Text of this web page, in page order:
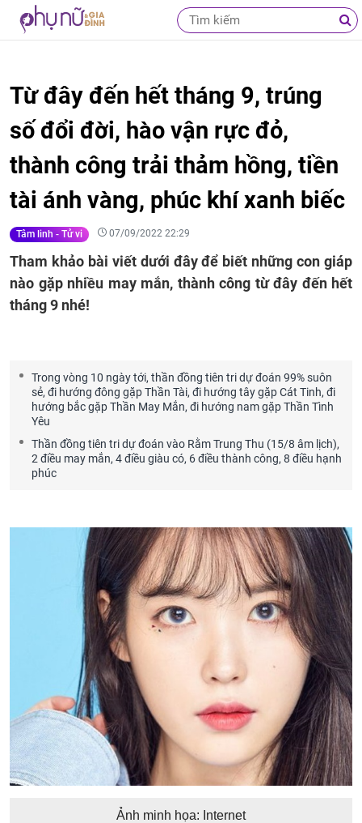
Từ đây đến hết tháng 9, trúng
số đổi đời, hào vận rực đỏ,
thành công trải thảm hồng, tiền
tài ánh vàng, phúc khí xanh biếc
Tâm linh - Tử vi 07/09/2022 22:29
Tham khảo bài viết dưới đây để biết những con giáp
nào gặp nhiều may mắn, thành công từ đây đến hết
tháng 9 nhé!
Trong vòng 10 ngày tới, thần đồng tiên tri dự đoán 99% suôn
sẻ, đi hướng đông gặp Thần Tài, đi hướng tây gặp Cát Tinh, đi
hướng bắc gặp Thần May Mắn, đi hướng nam gặp Thần Tình
Yêu
Thần đồng tiên tri dự đoán vào Rằm Trung Thu (15/8 âm lịch),
2 điều may mắn, 4 điều giàu có, 6 điều thành công, 8 điều hạnh
phúc
Ảnh minh họa: Internet